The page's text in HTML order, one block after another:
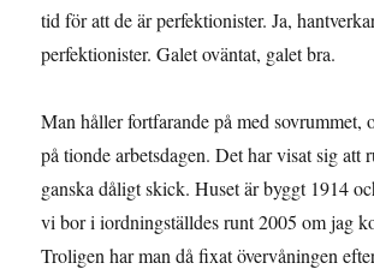
tid för att de är perfektionister. Ja,
perfektionister. Galet oväntat, galet bra.
Man håller fortfarande på med sovrummet,
på tionde arbetsdagen. Det har visat sig att
ganska dåligt skick. Huset är byggt 1914
vi bor i iordningställdes runt 2005 om jag
Troligen har man då fixat övervåningen